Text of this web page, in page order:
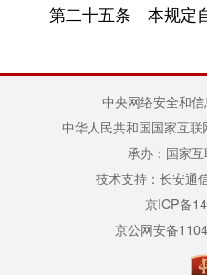
第二十五条 本规定自
中央网络安全和
中华人民共和国国家互
承办：国家
技术支持：长安通
京ICP备
京公网安备